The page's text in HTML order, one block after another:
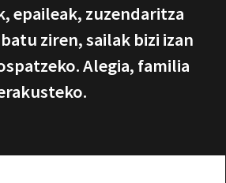
epaileak, zuzendaritza
ziren, sailak bizi izan
Alegia, familia